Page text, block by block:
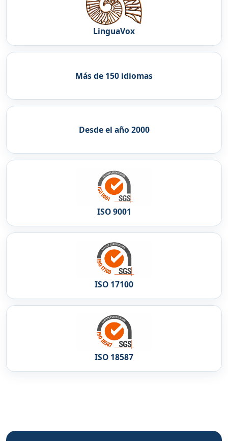
LinguaVox
Más de 150 idiomas
Desde el año 2000
ISO 9001
ISO 17100
ISO 18587